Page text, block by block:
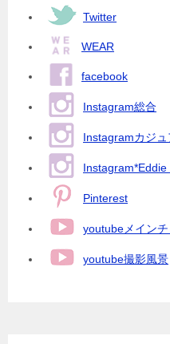
Twitter
WEAR
facebook
Instagram総合
Instagramカジュ
Pinterest
youtubeメイン
youtube撮影風景